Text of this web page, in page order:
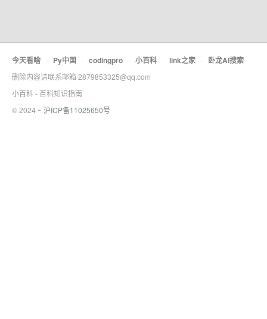
今天看啥 · Py中国 · codingpro · 小百科 · link之家 · 卧龙AI搜索
删除内容请联系邮箱 2879853325@qq.com
小百科 - 百科知识指南
© 2024 ~ 沪ICP备11025650号